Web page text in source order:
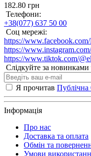
182.80 грн
Телефони:
+38(077) 637 50 00
Соц мережі:
https://
https://
https://www.tiktok.com/
Слідкуйте за новинками
Я прочитав Публічна
Інформація
Про нас
Доставка та оплата
Обмін та
Умови